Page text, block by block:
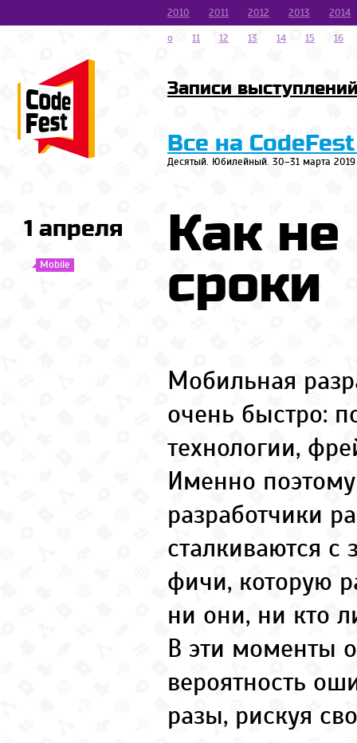
2010 2011 2012 2013
2014
o
11 12 13 14 15 16
Записи
Все на
Десятый. Юбилейный. 30–31 марта 2019
1 апреля
Mobile
Как не
сроки
Мобильная
очень быстро:
технологии,
Именно
разработчики
сталкиваются с
фичи, которую
ни они, ни кто
В эти моменты
вероятность
разы, рискуя